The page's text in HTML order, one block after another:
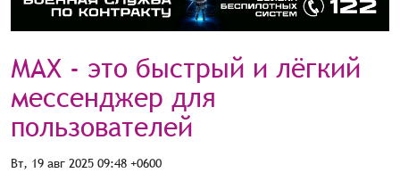
МАХ - это быстрый и лёгкий
мессенджер для
пользователей
Вт, 19 авг 2025 09:48 +0600